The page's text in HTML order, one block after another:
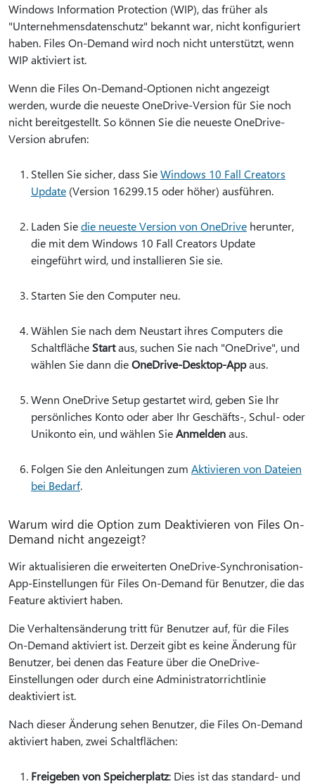
Windows Information Protection (WIP), das früher als
"Unternehmensdatenschutz" bekannt war, nicht konfiguriert
haben. Files On-Demand wird noch nicht unterstützt, wenn
WIP aktiviert ist.
Wenn die Files On-Demand-Optionen nicht angezeigt
werden, wurde die neueste OneDrive-Version für Sie noch
nicht bereitgestellt. So können Sie die neueste OneDrive-
Version abrufen:
Stellen Sie sicher, dass SieWindows 10 Fall Creators
Update (Version 16299.15 oder höher) ausführen.
Laden Siedie neueste Version von OneDrive herunter,
die mit dem Windows 10 Fall Creators Update
eingeführt wird, und installieren Sie sie.
Starten Sie den Computer neu.
Wählen Sie nach dem Neustart ihres Computers die
Schaltfläche Startaus, suchen Sie nach "OneDrive", und
wählen Sie dann dieOneDrive-Desktop-Appaus.
Wenn OneDrive Setup gestartet wird, geben Sie Ihr
persönliches Konto oder aber Ihr Geschäfts-, Schul- oder
Unikonto ein, und wählen SieAnmeldenaus.
Folgen Sie den Anleitungen zum Aktivieren von Dateien
bei Bedarf.
Warum wird die Option zum Deaktivieren von Files On-
Demand nicht angezeigt?
Wir aktualisieren die erweiterten OneDrive-Synchronisation-
App-Einstellungen für Files On-Demand für Benutzer, die das
Feature aktiviert haben.
Die Verhaltensänderung tritt für Benutzer auf, für die Files
On-Demand aktiviert ist. Derzeit gibt es keine Änderung für
Benutzer, bei denen das Feature über die OneDrive-
Einstellungen oder durch eine Administratorrichtlinie
deaktiviert ist.
Nach dieser Änderung sehen Benutzer, die Files On-Demand
aktiviert haben, zwei Schaltflächen:
Freigeben von Speicherplatz: Dies ist das standard- und